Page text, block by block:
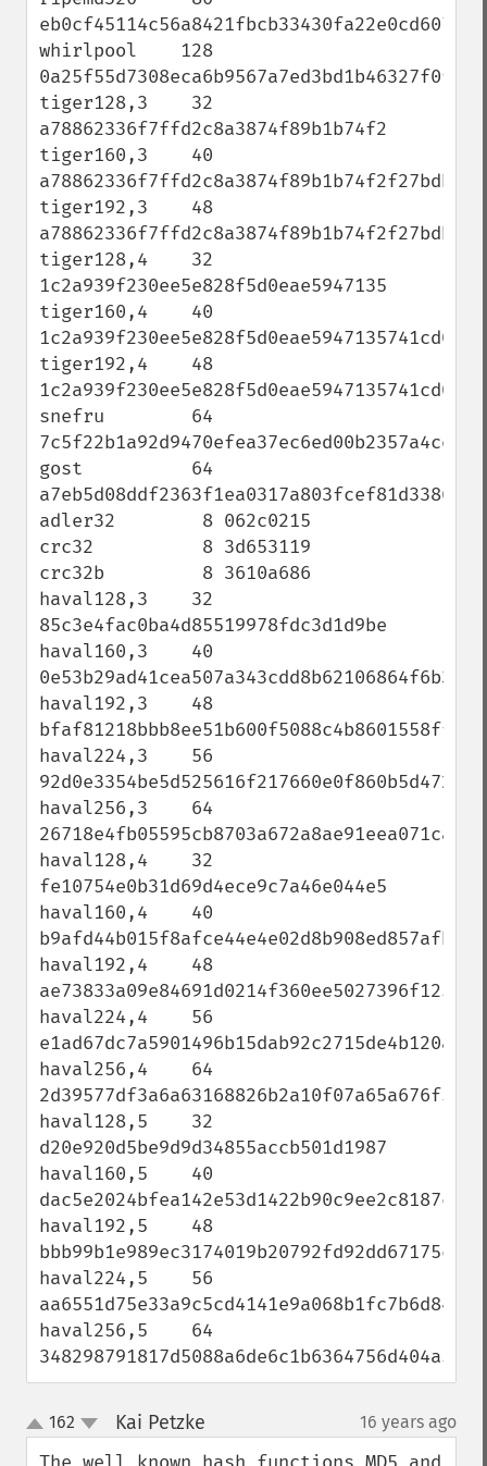
whirlpool    128
tiger128,3    32
a78862336f7ffd2c8a3874f89b1b74f2
tiger160,3    40
a78862336f7ffd2c8a3874f89b1b74f2f27bdbca
tiger192,3    48
tiger128,4    32
1c2a939f230ee5e828f5d0eae5947135
tiger160,4    40
1c2a939f230ee5e828f5d0eae5947135741cd0ae
tiger192,4    48
snefru        64
gost          64
adler32        8 062c0215
crc32          8 3d653119
crc32b         8 3610a686
haval128,3    32
85c3e4fac0ba4d85519978fdc3d1d9be
haval160,3    40
0e53b29ad41cea507a343cdd8b62106864f6b3fe
haval192,3    48
haval224,3    56
haval256,3    64
haval128,4    32
fe10754e0b31d69d4ece9c7a46e044e5
haval160,4    40
b9afd44b015f8afce44e4e02d8b908ed857afbd1
haval192,4    48
haval224,4    56
haval256,4    64
haval128,5    32
d20e920d5be9d9d34855accb501d1987
haval160,5    40
dac5e2024bfea142e53d1422b90c9ee2c8187cc6
haval192,5    48
haval224,5    56
haval256,5    64
up
down
162 Kai Petzke 16 years ago